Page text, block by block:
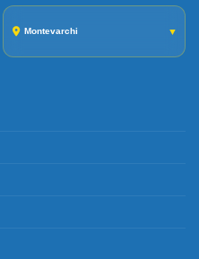
Montevarchi ▼